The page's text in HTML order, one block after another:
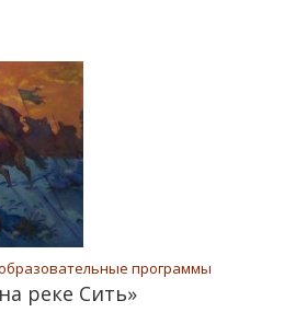
программы
реке Сить»